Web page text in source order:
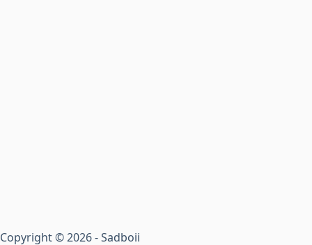
Copyright © 2026 - Sadboii